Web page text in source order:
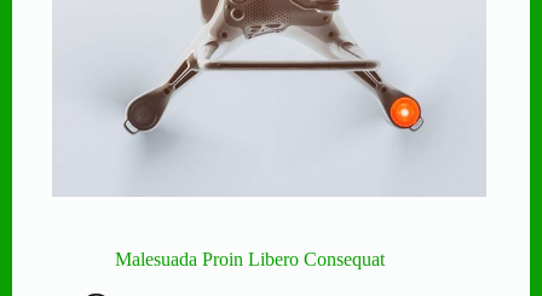
Malesuada Proin Libero Consequat